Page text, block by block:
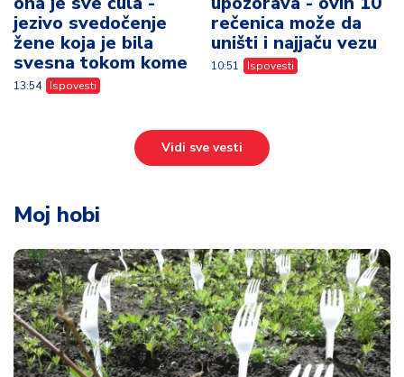
jezivo svedočenje
žene koja je bila
svesna tokom kome
13:54 Ispovesti
rečenica može da
uništi i najjaču vezu
10:51 Ispovesti
Vidi sve vesti
Moj hobi